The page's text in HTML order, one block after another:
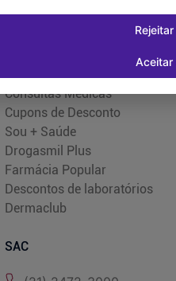
Aceitar
Serviços Farmacêuticos
Consultas Médicas
Cupons de Desconto
Sou + Saúde
Drogasmil Plus
Farmácia Popular
Descontos de laboratórios
Dermaclub
SAC